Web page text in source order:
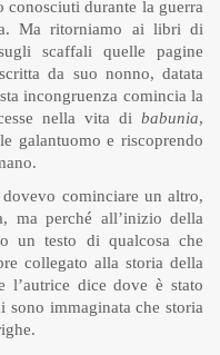
conosciuti durante la guerra
Ma ritorniamo ai libri di
scaffali quelle pagine
da suo nonno, datata
incongruenza comincia la
nella vita di babunia,
galantuomo e riscoprendo
cominciare un altro,
ma perché all’inizio della
un testo di qualcosa che
collegato alla storia della
l’autrice dice dove è stato
immaginata che storia